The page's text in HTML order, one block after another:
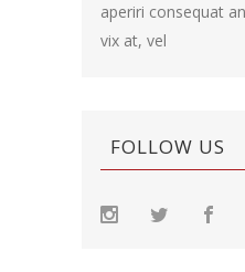
aperiri consequat
vix at, vel
FOLLOW US